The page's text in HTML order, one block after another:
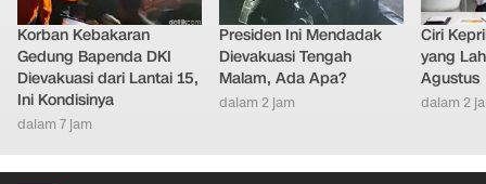
Korban Kebakaran
Gedung Bapenda DKI
Dievakuasi dari Lantai 15,
Ini Kondisinya
dalam 7 jam
Presiden Ini Mendadak
Dievakuasi Tengah
Malam, Ada Apa?
dalam 2 jam
Ciri
yang
Agustus
dalam 2